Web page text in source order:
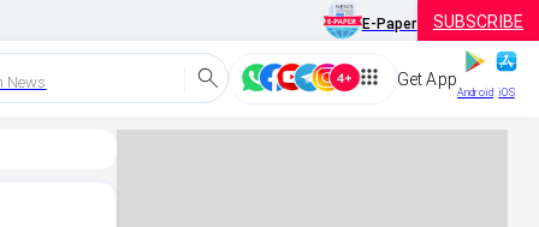
E-Paper SUBSCRIBE
News Get App
Android iOS